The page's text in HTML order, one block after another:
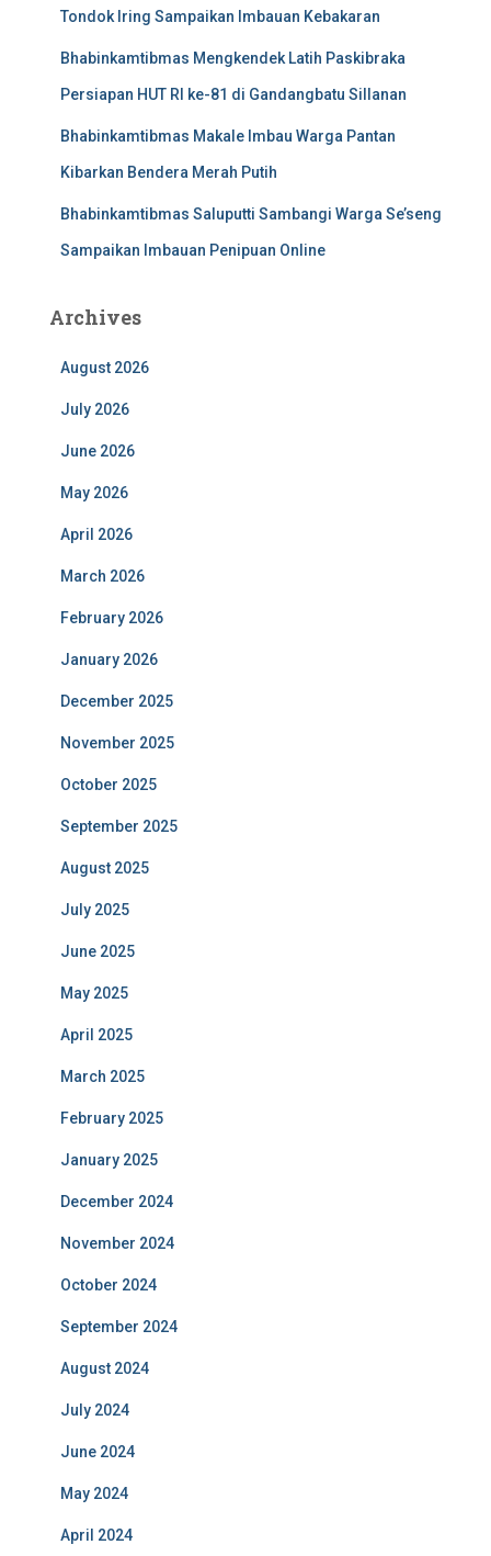
Tondok Iring Sampaikan Imbauan Kebakaran
Bhabinkamtibmas Mengkendek Latih Paskibraka
Persiapan HUT RI ke-81 di Gandangbatu Sillanan
Bhabinkamtibmas Makale Imbau Warga Pantan
Kibarkan Bendera Merah Putih
Bhabinkamtibmas Saluputti Sambangi Warga Se’seng
Sampaikan Imbauan Penipuan Online
Archives
August 2026
July 2026
June 2026
May 2026
April 2026
March 2026
February 2026
January 2026
December 2025
November 2025
October 2025
September 2025
August 2025
July 2025
June 2025
May 2025
April 2025
March 2025
February 2025
January 2025
December 2024
November 2024
October 2024
September 2024
August 2024
July 2024
June 2024
May 2024
April 2024